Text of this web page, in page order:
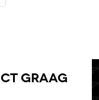
graag